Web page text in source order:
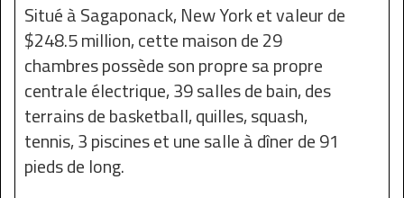
Situé à Sagaponack, New York et valeur de
$248.5 million, cette maison de 29
chambres possède son propre sa propre
centrale électrique, 39 salles de bain, des
terrains de basketball, quilles, squash,
tennis, 3 piscines et une salle à dîner de 91
pieds de long.